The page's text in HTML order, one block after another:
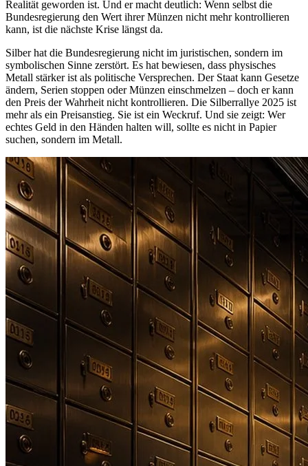
Realität geworden ist. Und er macht deutlich: Wenn selbst die
Bundesregierung den Wert ihrer Münzen nicht mehr kontrollieren
kann, ist die nächste Krise längst da.
Silber hat die Bundesregierung nicht im juristischen, sondern im
symbolischen Sinne zerstört. Es hat bewiesen, dass physisches
Metall stärker ist als politische Versprechen. Der Staat kann Gesetze
ändern, Serien stoppen oder Münzen einschmelzen – doch er kann
den Preis der Wahrheit nicht kontrollieren. Die Silberrallye 2025 ist
mehr als ein Preisanstieg. Sie ist ein Weckruf. Und sie zeigt: Wer
echtes Geld in den Händen halten will, sollte es nicht in Papier
suchen, sondern im Metall.